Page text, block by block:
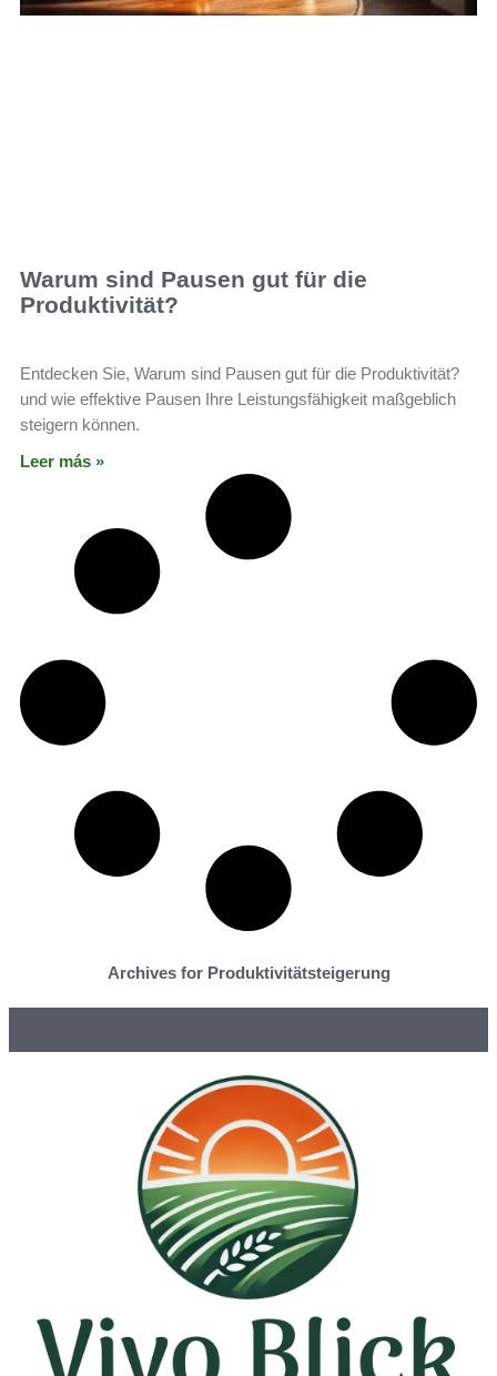
Warum sind Pausen gut für die
Produktivität?
Entdecken Sie, Warum sind Pausen gut für die Produktivität?
und wie effektive Pausen Ihre Leistungsfähigkeit maßgeblich
steigern können.
Leer más »
Archives for Produktivitätsteigerung